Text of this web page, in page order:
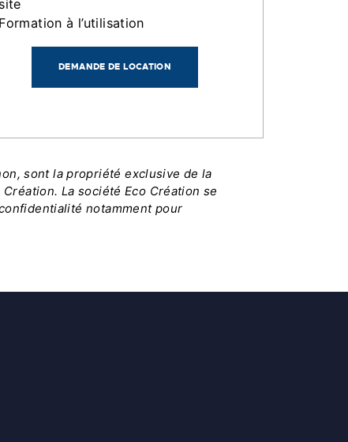
site
Formation à l’utilisation
DEMANDE DE LOCATION
sont la propriété exclusive de la
La société Eco Création se
notamment pour